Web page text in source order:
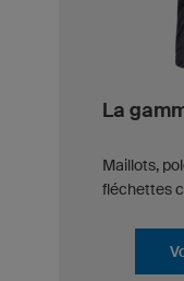
La
Maillots,
fléchettes